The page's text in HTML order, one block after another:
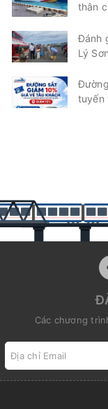
thân
Đánh
Lý
tuyến
Các chương